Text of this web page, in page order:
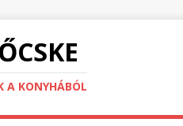
A KONYHÁBÓL